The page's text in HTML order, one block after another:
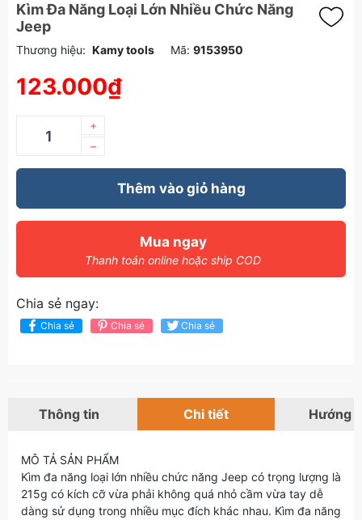
Kìm Đa Năng Loại Lớn Nhiều Chức Năng
Jeep
Thương hiệu: Kamy tools Mã: 9153950
123.000₫
–
+
Thêm vào giỏ hàng
Mua ngay
Thanh toán online hoặc ship COD
Chia sẻ ngay:
Chia sẻ Chia sẻ Chia sẻ
Thông tin Chi tiết Hướng
MÔ TẢ SẢN PHẨM
Kìm đa năng loại lớn nhiều chức năng Jeep có trọng lượng là
215g có kích cỡ vừa phải không quá nhỏ cầm vừa tay dễ
dàng sử dụng trong nhiều mục đích khác nhau. Kìm đa năng